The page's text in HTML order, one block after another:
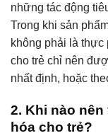
những tác động
Trong khi sản
không phải là thực
cho trẻ chỉ nên
nhất định, hoặc
2. Khi nào
hóa cho trẻ?